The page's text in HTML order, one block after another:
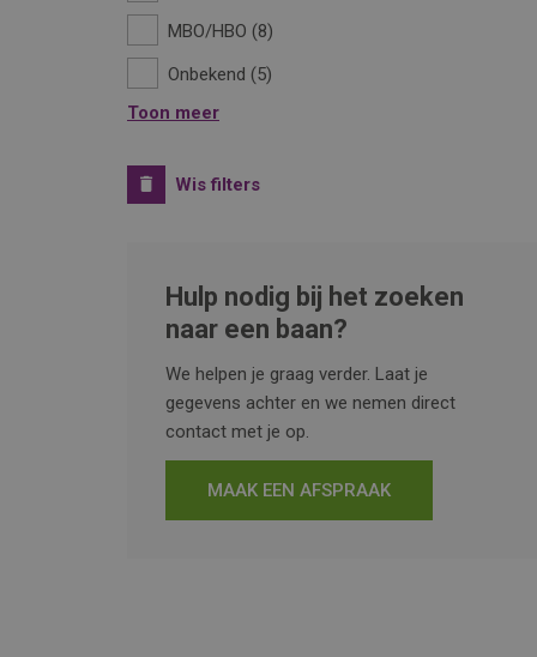
MBO/HBO
8
Onbekend
5
Toon meer
Wis filters
Hulp nodig bij het zoeken
naar een baan?
We helpen je graag verder. Laat je
gegevens achter en we nemen direct
contact met je op.
MAAK EEN AFSPRAAK